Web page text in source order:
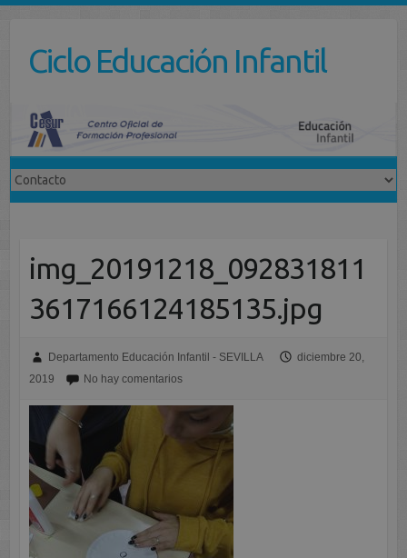
contenidoCiclo Educación Infantil
img_20191218_092831811
3617166124185135.jpg
Departamento Educación Infantil - SEVILLA
diciembre 20,
2019
No hay comentarios